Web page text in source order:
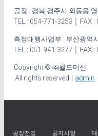
공장 : 경북 경주시 외동읍
TEL : 054-771-3253 │ FAX
측정대행사업부 : 부산광역
TEL : 051-941-3277 │ FAX
Copyright © ㈜월드머신.
All rights reserved. | admin
공장전경 공지사항